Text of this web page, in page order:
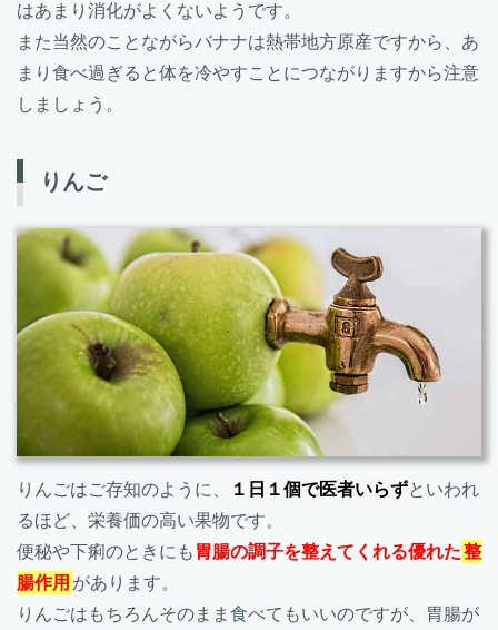
はあまり消化がよくないようです。
また当然のことながらバナナは熱帯地方原産ですから、あ
まり食べ過ぎると体を冷やすことにつながりますから注意
しましょう。
りんご
りんごはご存知のように、 １日１個で医者いらずといわれ
るほど、栄養価の高い果物です。
便秘や下痢のときにも 胃腸の調子を整えてくれる優れた整
腸作用 があります。
りんごはもちろんそのまま食べてもいいのですが、胃腸が